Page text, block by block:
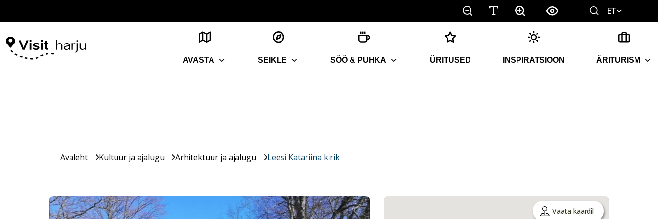
ET
AVASTA SEIKLE SÖÖ & PUHKA ÜRITUSED INSPIRATSIOON ÄRITURISM
Avaleht Kultuur ja ajalugu Arhitektuur ja ajalugu Leesi Katariina kirik
Vaata kaardil